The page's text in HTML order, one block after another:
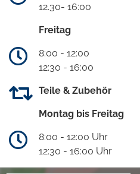
12.30- 16:00
Freitag
8:00 - 12:00
12:30 - 16:00
Teile & Zubehör
Montag bis Freitag
8:00 - 12:00 Uhr
12:30 - 16:00 Uhr